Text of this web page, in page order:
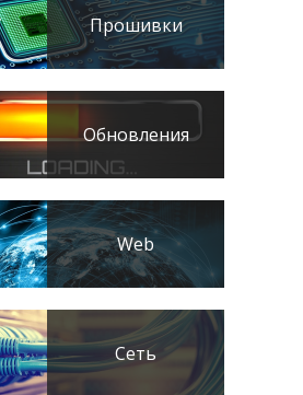
Прошивки
Обновления
Web
Сеть